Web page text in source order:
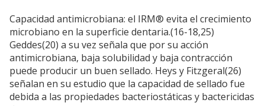
Capacidad antimicrobiana: el IRM® evita el crecimiento
microbiano en la superficie dentaria.(16-18,25)
Geddes(20) a su vez señala que por su acción
antimicrobiana, baja solubilidad y baja contracción
puede producir un buen sellado. Heys y Fitzgeral(26)
señalan en su estudio que la capacidad de sellado fue
debida a las propiedades bacteriostáticas y bactericidas